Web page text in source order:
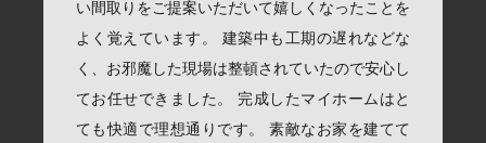
い間取りをご提案いただいて嬉しくなったことを
よく覚えています。 建築中も工期の遅れなどな
く、お邪魔した現場は整頓されていたので安心し
てお任せできました。 完成したマイホームはと
ても快適で理想通りです。 素敵なお家を建てて